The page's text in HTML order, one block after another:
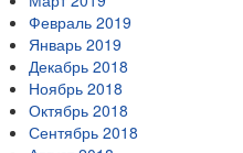
Февраль 2019
Январь 2019
Декабрь 2018
Ноябрь 2018
Октябрь 2018
Сентябрь 2018